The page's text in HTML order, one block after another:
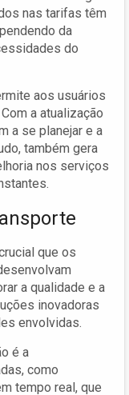
nas tarifas têm
da
do
aos usuários
a atualização
a se planejar e a
também gera
nos serviços
que os
a qualidade e a
inovadoras
envolvidas.
é a
como
tempo real, que